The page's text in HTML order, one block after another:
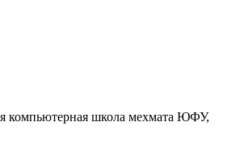
компьютерная школа мехмата ЮФУ,